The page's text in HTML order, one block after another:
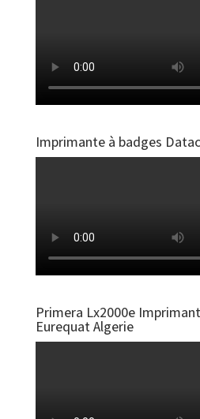
Imprimante à badges
Primera Lx2000e
Eurequat Algerie